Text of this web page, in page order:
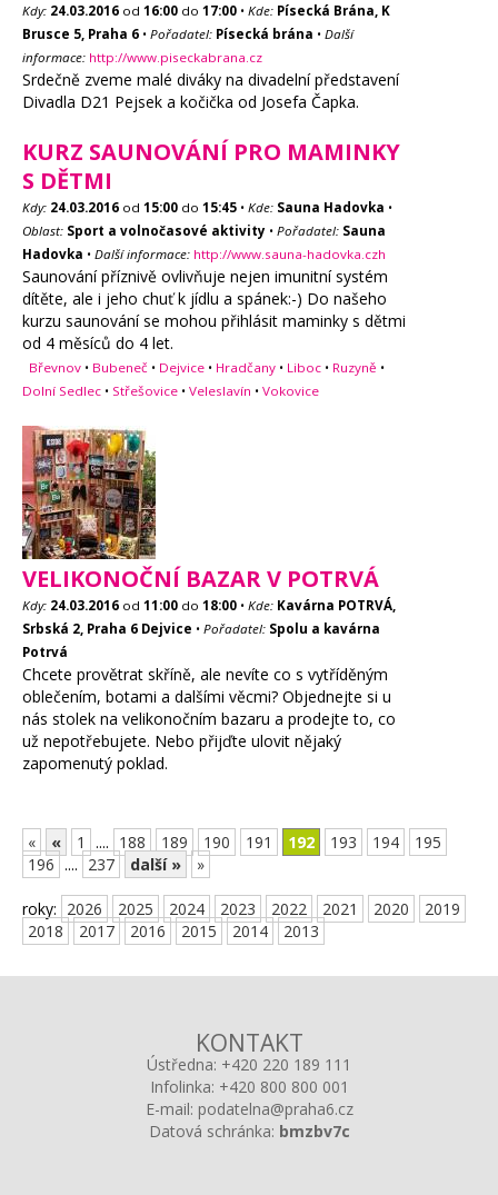
Kdy: 24.03.2016 od 16:00 do 17:00 • Kde: Písecká Brána, K
Brusce 5, Praha 6 • Pořadatel: Písecká brána • Další
informace: http://www.piseckabrana.cz
Srdečně zveme malé diváky na divadelní představení
Divadla D21 Pejsek a kočička od Josefa Čapka.
KURZ SAUNOVÁNÍ PRO MAMINKY
S DĚTMI
Kdy: 24.03.2016 od 15:00 do 15:45 • Kde: Sauna Hadovka •
Oblast: Sport a volnočasové aktivity • Pořadatel: Sauna
Hadovka • Další informace: http://www.sauna-hadovka.czh
Saunování příznivě ovlivňuje nejen imunitní systém
dítěte, ale i jeho chuť k jídlu a spánek:-) Do našeho
kurzu saunování se mohou přihlásit maminky s dětmi
od 4 měsíců do 4 let.
Břevnov • Bubeneč • Dejvice • Hradčany • Liboc • Ruzyně •
Dolní Sedlec • Střešovice • Veleslavín • Vokovice
VELIKONOČNÍ BAZAR V POTRVÁ
Kdy: 24.03.2016 od 11:00 do 18:00 • Kde: Kavárna POTRVÁ,
Srbská 2, Praha 6 Dejvice • Pořadatel: Spolu a kavárna
Potrvá
Chcete provětrat skříně, ale nevíte co s vytříděným
oblečením, botami a dalšími věcmi? Objednejte si u
nás stolek na velikonočním bazaru a prodejte to, co
už nepotřebujete. Nebo přijďte ulovit nějaký
zapomenutý poklad.
« « 1 .... 188 189 190 191 192 193 194
195
196 .... 237 další » »
roky: 2026 2025 2024 2023 2022 2021 2020
2019
2018
2017 2016 2015 2014 2013
KONTAKT
Ústředna: +420 220 189 111
Infolinka: +420 800 800 001
E-mail: podatelna@praha6.cz
Datová schránka: bmzbv7c